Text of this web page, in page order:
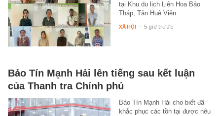
tại Khu du lịch Liên Hoa Bảo
Tháp, Tân Huê Viên.
XÃ HỘI - 5 giờ trước
Bảo Tín Mạnh Hải lên tiếng sau kết luận
của Thanh tra Chính phủ
Bảo Tín Mạnh Hải cho biết đã
khắc phục các tồn tại được nêu